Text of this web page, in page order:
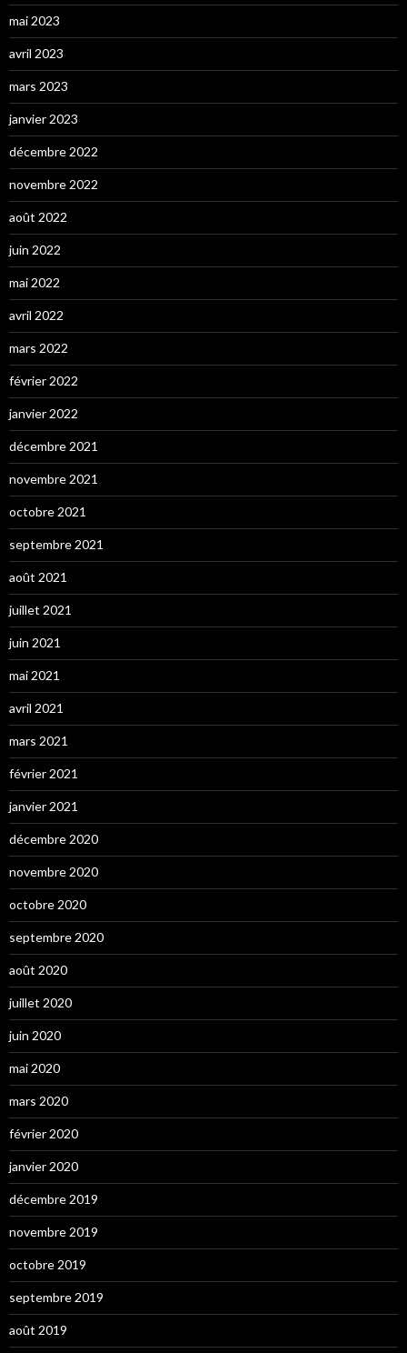
mai 2023
avril 2023
mars 2023
janvier 2023
décembre 2022
novembre 2022
août 2022
juin 2022
mai 2022
avril 2022
mars 2022
février 2022
janvier 2022
décembre 2021
novembre 2021
octobre 2021
septembre 2021
août 2021
juillet 2021
juin 2021
mai 2021
avril 2021
mars 2021
février 2021
janvier 2021
décembre 2020
novembre 2020
octobre 2020
septembre 2020
août 2020
juillet 2020
juin 2020
mai 2020
mars 2020
février 2020
janvier 2020
décembre 2019
novembre 2019
octobre 2019
septembre 2019
août 2019